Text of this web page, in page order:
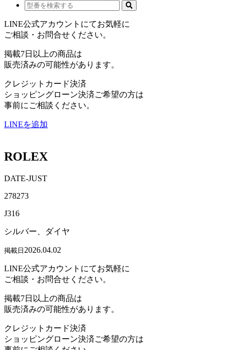
LINE公式アカウントにてお気軽に
ご相談・お問合せください。
掲載7日以上の商品は
販売済みの可能性があります。
クレジットカード決済
ショッピングローン決済ご希望の方は
事前にご相談ください。
LINEを追加
ROLEX
DATE-JUST
278273
J316
シルバー、ダイヤ
掲載日 2026.04.02
LINE公式アカウントにてお気軽に
ご相談・お問合せください。
掲載7日以上の商品は
販売済みの可能性があります。
クレジットカード決済
ショッピングローン決済ご希望の方は